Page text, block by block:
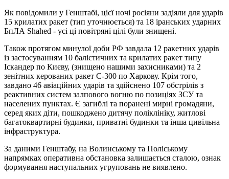
Як повідомили у Генштабі, цієї ночі росіяни задіяли для ударів
15 крилатих ракет (тип уточнюється) та 18 іранських ударних
БпЛА Shahed - усі ці повітряні цілі були знищені.
Також протягом минулої доби РФ завдала 12 ракетних ударів
із застосуванням 10 балістичних та крилатих ракет типу
Іскандер по Києву, (знищено нашими захисниками) та 2
зенітних керованих ракет С-300 по Харкову. Крім того,
завдано 46 авіаційних ударів та здійснено 107 обстрілів з
реактивних систем залпового вогню по позиціях ЗСУ та
населених пунктах. Є загиблі та поранені мирні громадяни,
серед яких діти, пошкоджено дитячу поліклініку, житлові
багатоквартирні будинки, приватні будинки та інша цивільна
інфраструктура.
За даними Генштабу, на Волинському та Поліському
напрямках оперативна обстановка залишається сталою, ознак
формування наступальних угруповань не виявлено.